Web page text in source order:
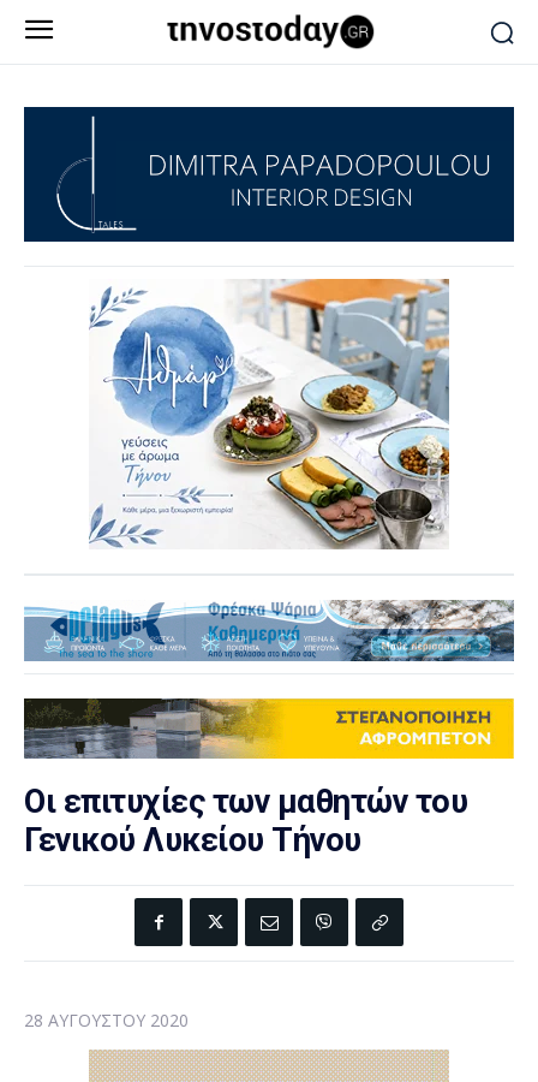
Οι επιτυχίες των μαθητών του
Γενικού Λυκείου Τήνου
28 ΑΥΓΟΎΣΤΟΥ 2020